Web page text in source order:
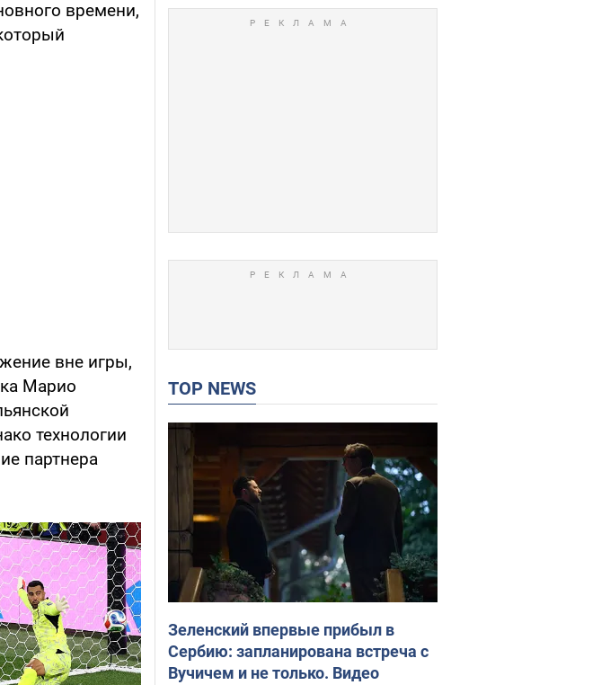
времени,
вне игры,
Марио
технологии
партнера
TOP NEWS
Зеленский впервые прибыл в
Сербию: запланирована встреча с
Вучичем и не только. Видео